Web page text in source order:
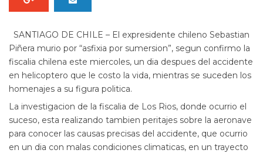
SANTIAGO DE CHILE – El expresidente chileno Sebastian
Piñera murio por “asfixia por sumersion”, segun confirmo la
fiscalia chilena este miercoles, un dia despues del accidente
en helicoptero que le costo la vida, mientras se suceden los
homenajes a su figura politica.
La investigacion de la fiscalia de Los Rios, donde ocurrio el
suceso, esta realizando tambien peritajes sobre la aeronave
para conocer las causas precisas del accidente, que ocurrio
en un dia con malas condiciones climaticas, en un trayecto